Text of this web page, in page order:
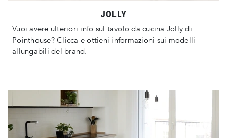
JOLLY
Vuoi avere ulteriori info sul tavolo da cucina Jolly di
Pointhouse? Clicca e ottieni informazioni sui modelli
allungabili del brand.